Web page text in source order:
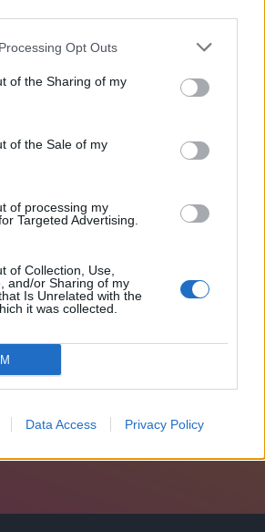
Opt Outs
of the Sharing of my
of the Sale of my
of processing my
Targeted Advertising.
of Collection, Use,
and/or Sharing of my
Is Unrelated with the
it was collected.
Data Access Privacy Policy
έγινε παγίδα θανάτου...